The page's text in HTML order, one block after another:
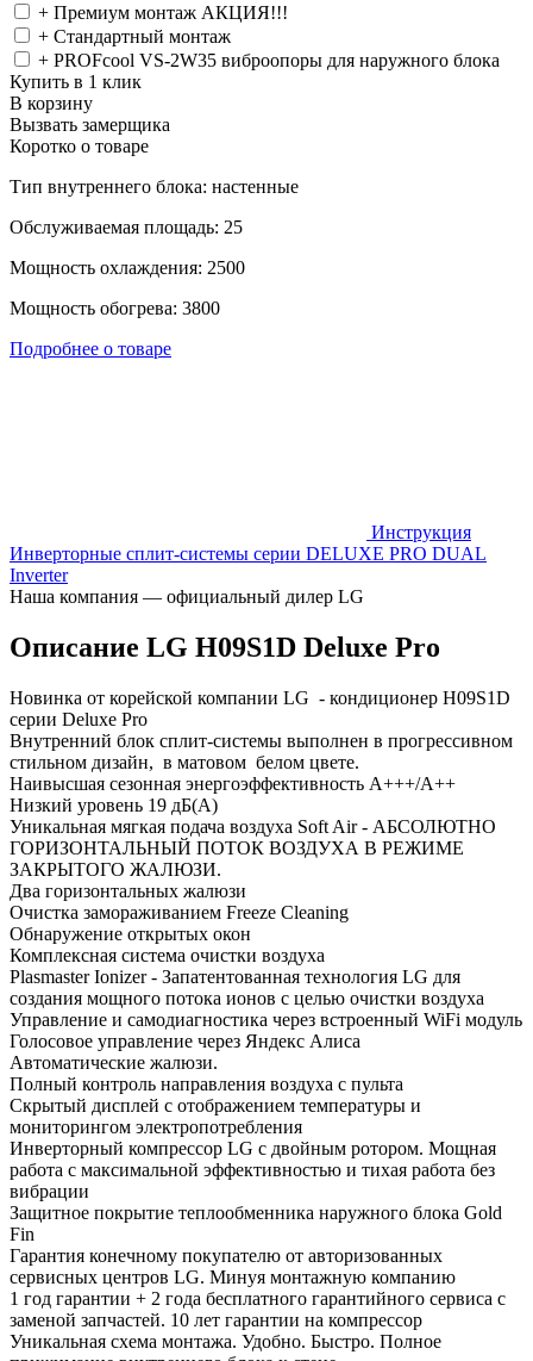
+ Премиум монтаж АКЦИЯ!!!
+ Стандартный монтаж
+ PROFcool VS-2W35 виброопоры для наружного блока
Купить в 1 клик
В корзину
Вызвать замерщика
Коротко о товаре
Тип внутреннего блока: настенные
Обслуживаемая площадь: 25
Мощность охлаждения: 2500
Мощность обогрева: 3800
Подробнее о товаре
Инструкция
Инверторные сплит-системы серии DELUXE PRO DUAL
Inverter
Наша компания — официальный дилер LG
Описание LG H09S1D Deluxe Pro
Новинка от корейской компании LG - кондиционер H09S1D
серии Deluxe Pro
Внутренний блок сплит-системы выполнен в прогрессивном
стильном дизайн, в матовом белом цвете.
Hаивысшая сезонная энергоэффективность A+++/A++
Низкий уровень 19 дБ(А)
Уникальная мягкая подача воздуха Soft Air - АБСОЛЮТНО
ГОРИЗОНТАЛЬНЫЙ ПОТОК ВОЗДУХА В РЕЖИМЕ
ЗАКРЫТОГО ЖАЛЮЗИ.
Два горизонтальных жалюзи
Очистка замораживанием Freeze Cleaning
Обнаружение открытых окон
Комплексная система очистки воздуха
Plasmaster Ionizer - Запатентованная технология LG для
создания мощного потока ионов с целью очистки воздуха
Управление и самодиагностика через встроенный WiFi модуль
Голосовое управление через Яндекс Алиса
Автоматические жалюзи.
Полный контроль направления воздуха с пульта
Скрытый дисплей с отображением температуры и
мониторингом электропотребления
Инверторный компрессор LG с двойным ротором. Мощная
работа с максимальной эффективностью и тихая работа без
вибрации
Защитное покрытие теплообменника наружного блока Gold
Fin
Гарантия конечному покупателю от авторизованных
сервисных центров LG. Минуя монтажную компанию
1 год гарантии + 2 года бесплатного гарантийного сервиса с
заменой запчастей. 10 лет гарантии на компрессор
Уникальная схема монтажа. Удобно. Быстро. Полное